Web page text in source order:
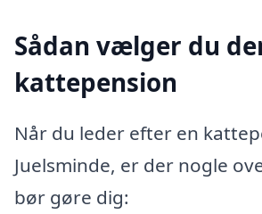
Sådan vælger du
kattepension
Når du leder efter en
Juelsminde, er der nogle
bør gøre dig: